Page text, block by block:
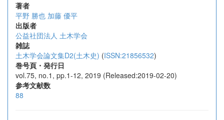
著者
平野 勝也 加藤 優平
出版者
公益社団法人 土木学会
雑誌
土木学会論文集D2(土木史) (ISSN:21856532)
巻号頁・発行日
vol.75, no.1, pp.1-12, 2019 (Released:2019-02-20)
参考文献数
88